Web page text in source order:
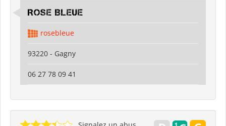
ROSE BLEUE
rosebleue
93220 - Gagny
06 27 78 09 41